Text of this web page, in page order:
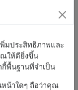
/ ดอกไม้
พิ่มประสิทธิภาพและ
ณให้ดียิ่งขึ้น
พื้นฐานที่จำเป็น
น้าใดๆ ถือว่าคุณ